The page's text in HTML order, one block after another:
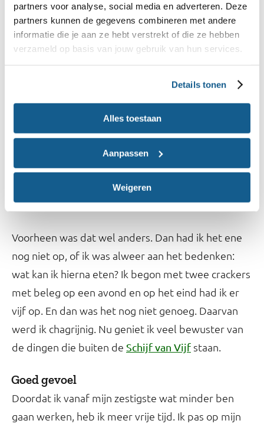
partners voor analyse, social media en adverteren. Deze
partners kunnen de gegevens combineren met andere
informatie die je aan ze hebt verstrekt of die ze hebben
verzameld op basis van jouw gebruik van hun services.
Details tonen
Alles toestaan
Aanpassen
Weigeren
suiker en zout naar 100% pindakaas. Als
tussendoortje eet ik snackgroente, fruit of een
handje ongezouten noten. Door Mijn Eetmeter ben
ik bewuster van wat ik eet.
In het weekend laat ik de teugels iets vieren, maar
blijf ik wel bewuste keuzes maken. Gaan we uit
eten, dan laat ik het toetje staan. Ik houd van een
wijntje, maar maak een keuze: vrijdag of zaterdag.
Op maandag start ik weer met het invullen van
Mijn Eetmeter.
Voorheen was dat wel anders. Dan had ik het ene
nog niet op, of ik was alweer aan het bedenken:
wat kan ik hierna eten? Ik begon met twee crackers
met beleg op een avond en op het eind had ik er
vijf op. En dan was het nog niet genoeg. Daarvan
werd ik chagrijnig. Nu geniet ik veel bewuster van
de dingen die buiten de Schijf van Vijf staan.
Goed gevoel
Doordat ik vanaf mijn zestigste wat minder ben
gaan werken, heb ik meer vrije tijd. Ik pas op mijn